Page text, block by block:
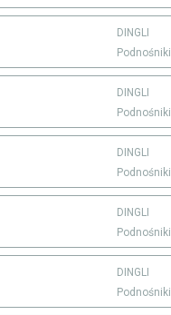
DINGLI
Podnośniki
DINGLI
Podnośniki
DINGLI
Podnośniki
DINGLI
Podnośniki
DINGLI
Podnośniki